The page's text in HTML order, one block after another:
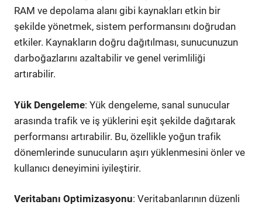
RAM ve depolama alanı gibi kaynakları etkin bir
şekilde yönetmek, sistem performansını doğrudan
etkiler. Kaynakların doğru dağıtılması, sunucunuzun
darboğazlarını azaltabilir ve genel verimliliği
artırabilir.
Yük Dengeleme: Yük dengeleme, sanal sunucular
arasında trafik ve iş yüklerini eşit şekilde dağıtarak
performansı artırabilir. Bu, özellikle yoğun trafik
dönemlerinde sunucuların aşırı yüklenmesini önler ve
kullanıcı deneyimini iyileştirir.
Veritabanı Optimizasyonu: Veritabanlarının düzenli